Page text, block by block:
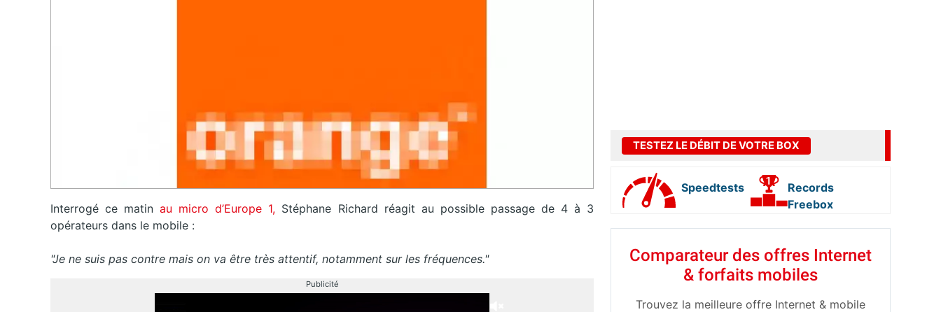
Interrogé ce matin au micro d’Europe 1, Stéphane Richard réagit au possible passage de 4 à 3
opérateurs dans le mobile :
"Je ne suis pas contre mais on va être très attentif, notamment sur les fréquences."
Publicité
TESTEZ LE DÉBIT DE VOTRE BOX
Speedtests
Records
Freebox
Comparateur des offres Internet
& forfaits mobiles
Trouvez la meilleure offre Internet & mobile